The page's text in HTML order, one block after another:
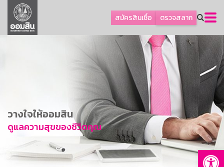
สมัครสินเชื่อ ตรวจสลาก
ลูกค้าธุรกิจ
ลูกค้าผู้ประกอบรายย่อย
การพัฒนาที่ยั่งยืน
ข่าวสาร
บริการทางการเงิน
อื่นๆ
วางใจให้ออมสิน
ดูแลความสุขของชีวิตคุณ